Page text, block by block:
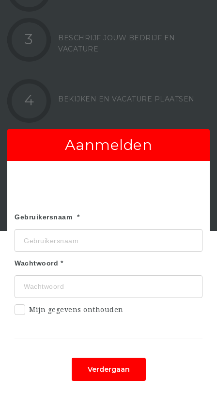
3
BESCHRIJF JOUW BEDRIJF EN
VACATURE
4 BEKIJKEN EN VACATURE PLAATSEN
Aanmelden
Gebruikersnaam
Wachtwoord
Mijn gegevens onthouden
Verdergaan